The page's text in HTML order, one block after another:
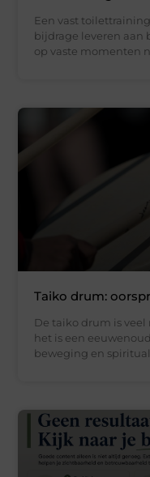
Een vast
bijdrage leveren aan
op vaste momenten
Taiko drum:
De taiko drum is
het is een
beweging en